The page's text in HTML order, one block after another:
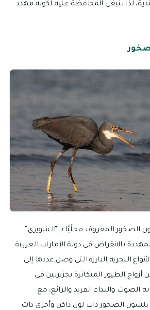
لذا تنبغي المحافظة عليه لكونه مهدد
الصخور المعروف محلّيًا بـ “الشويري”
بالانقراض في دولة الإمارات العربية
البحرية البارزة التي وصل عددها إلى
وحتى 1400 من أزواج الطيور المتكاثرة بجزيرتين في
الصوت والنداء الفريد والرائع، مع
بلشون الصخور ذات لون داكن وأخرى ذات